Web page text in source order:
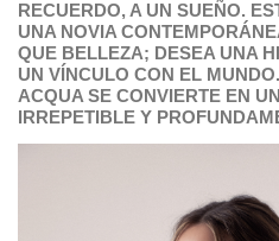
RECUERDO, A UN SUEÑO.
UNA NOVIA
QUE BELLEZA; DESEA UNA
UN VÍNCULO CON EL
ACQUA SE CONVIERTE EN
IRREPETIBLE Y